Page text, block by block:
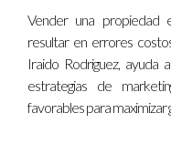
Vender una propiedad
resultar en errores
Iraido Rodriguez, ayuda
estrategias de
favorables para maximizar